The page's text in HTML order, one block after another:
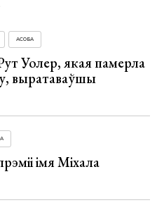
АСОБА
Уолер, якая памерла
выратаваўшы
імя Міхала